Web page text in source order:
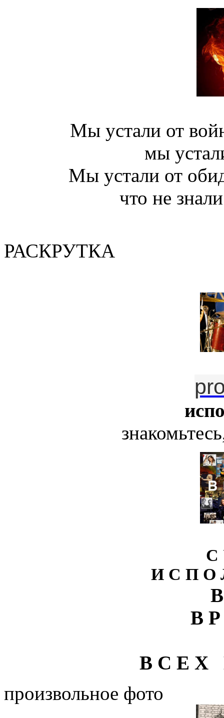
Мы устали от
мы
Мы устали от
что не
РАСКРУТКА
С
И С П О
В
В С Е Х
произвольное фото